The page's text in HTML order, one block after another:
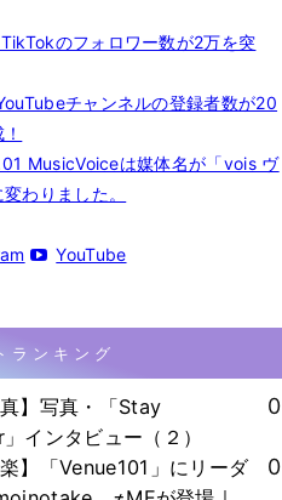
のフォロワー数が2万を突
チャンネルの登録者数が20
MusicVoiceは媒体名が「vois ヴ
わりました。
YouTube
ランキング
真】写真・「Stay
インタビュー（２）
0
楽】「Venue101」にリーダ
0